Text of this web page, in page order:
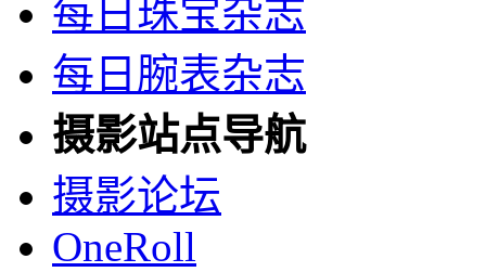
每日珠宝杂志
每日腕表杂志
摄影站点导航
摄影论坛
OneRoll